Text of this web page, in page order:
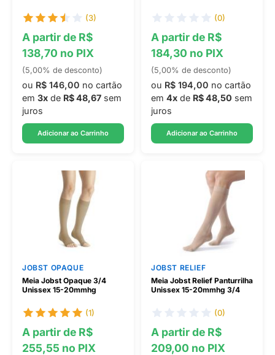
(3)
A partir de R$
138,70 no PIX
(5,00% de desconto)
ou R$ 146,00 no cartão
em 3x de R$ 48,67 sem
juros
Adicionar ao Carrinho
(0)
A partir de R$
184,30 no PIX
(5,00% de desconto)
ou R$ 194,00 no cartão
em 4x de R$ 48,50 sem
juros
Adicionar ao Carrinho
JOBST OPAQUE
Meia Jobst Opaque 3/4
Unissex 15-20mmhg
(1)
A partir de R$
255,55 no PIX
JOBST RELIEF
Meia Jobst Relief Panturrilha
Unissex 15-20mmhg 3/4
(0)
A partir de R$
209,00 no PIX